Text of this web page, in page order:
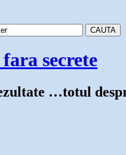
secrete
…totul